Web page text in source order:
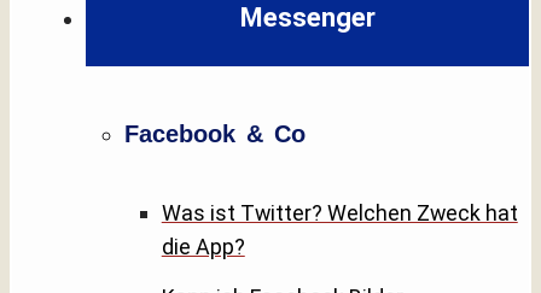
Messenger
Facebook & Co
Was ist Twitter? Welchen Zweck hat
die App?